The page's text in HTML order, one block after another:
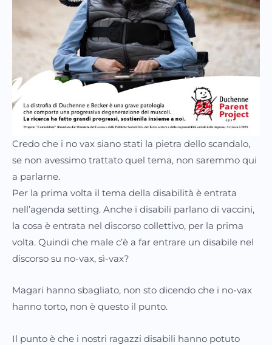
Credo che i no vax siano stati la pietra dello scandalo,
se non avessimo trattato quel tema, non saremmo qui
a parlarne.
Per la prima volta il tema della disabilità è entrata
nell’agenda setting. Anche i disabili parlano di vaccini,
la cosa è entrata nel discorso collettivo, per la prima
volta. Quindi che male c’è a far entrare un disabile nel
discorso su no-vax, sì-vax?
Magari hanno sbagliato, non sto dicendo che i no-vax
hanno torto, non è questo il punto.
Il punto è che i nostri ragazzi disabili hanno potuto